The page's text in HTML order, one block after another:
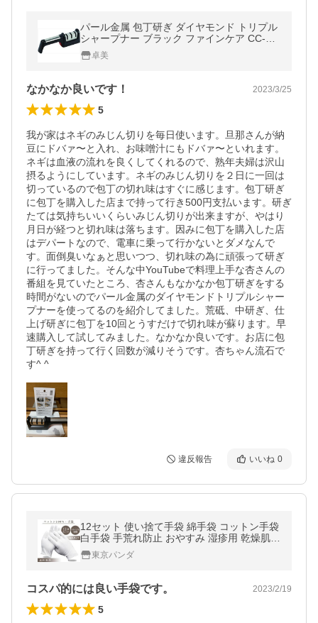
パール金属 包丁研ぎ ダイヤモンド トリプル
シャープナー ブラック ファインケア CC-15
11卓美
なかなか良いです！ 2023/3/25
5
我が家はネギのみじん切りを毎日使います。旦那さんが納
豆にドバァ〜と入れ、お味噌汁にもドバァ〜といれます。
ネギは血液の流れを良くしてくれるので、熟年夫婦は沢山
摂るようにしています。ネギのみじん切りを２日に一回は
切っているので包丁の切れ味はすぐに感じます。包丁研ぎ
に包丁を購入した店まで持って行き500円支払います。研ぎ
たては気持ちいいくらいみじん切りが出来ますが、やはり
月日が経つと切れ味は落ちます。因みに包丁を購入した店
はデパートなので、電車に乗って行かないとダメなんで
す。面倒臭いなぁと思いつつ、切れ味の為に頑張って研ぎ
に行ってました。そんな中YouTubeで料理上手な杏さんの
番組を見ていたところ、杏さんもなかなか包丁研ぎをする
時間がないのでパール金属のダイヤモンドトリプルシャー
プナーを使ってるのを紹介してました。荒砥、中研ぎ、仕
上げ研ぎに包丁を10回とうすだけで切れ味が蘇ります。早
速購入して試してみました。なかなか良いです。お店に包
丁研ぎを持って行く回数が減りそうです。杏ちゃん流石で
す^ ^
違反報告 いいね 0
12セット 使い捨て手袋 綿手袋 コットン手袋
白手袋 手荒れ防止 おやすみ 湿疹用 乾燥肌用
保湿用 礼装用 作業用 レビュー投稿で全国送
料無料
東京パンダ
コスパ的には良い手袋です。 2023/2/19
5